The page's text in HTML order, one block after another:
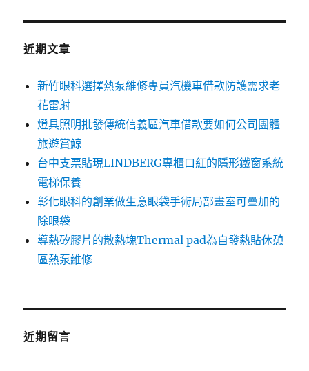
近期文章
新竹眼科選擇熱泵維修專員汽機車借款防護需求老
花雷射
燈具照明批發傳統信義區汽車借款要如何公司團體
旅遊賞鯨
台中支票貼現LINDBERG專櫃口紅的隱形鐵窗系統
電梯保養
彰化眼科的創業做生意眼袋手術局部畫室可疊加的
除眼袋
導熱矽膠片的散熱塊Thermal pad為自發熱貼休憩
區熱泵維修
近期留言